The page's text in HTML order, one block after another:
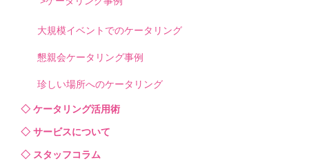
大規模イベントでのケータリング
懇親会ケータリング事例
珍しい場所へのケータリング
ケータリング活用術
サービスについて
スタッフコラム